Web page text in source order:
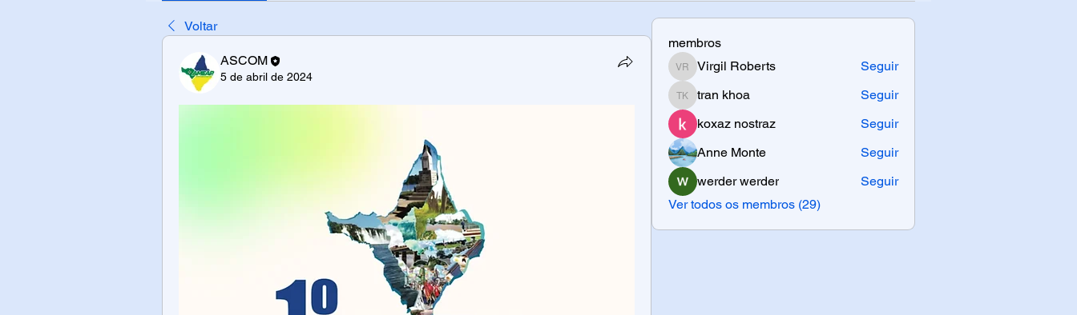
Voltar
ASCOM
5 de abril de 2024
membros
Virgil Roberts
Virgil Roberts Seguir
tran khoa
tran khoa
Seguir
koxaz nostraz
Seguir
Anne Monte
Seguir
werder werder
Seguir
Ver todos os membros (29)